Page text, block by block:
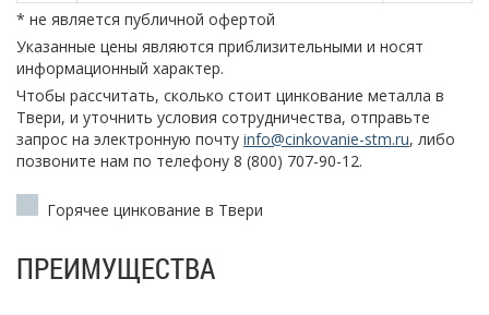
* не является публичной офертой
Указанные цены являются приблизительными и носят
информационный характер.
Чтобы рассчитать, сколько стоит цинкование металла в
Твери, и уточнить условия сотрудничества, отправьте
запрос на электронную почту info@cinkovanie-stm.ru, либо
позвоните нам по телефону 8 (800) 707-90-12.
Горячее цинкование в Твери
ПРЕИМУЩЕСТВА